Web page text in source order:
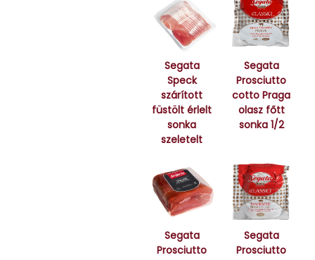
Segata
Speck
szárított
füstölt érlelt
sonka
szeletelt
Segata
Prosciutto
cotto Praga
olasz főtt
sonka 1/2
Segata
Prosciutto
Segata
Prosciutto